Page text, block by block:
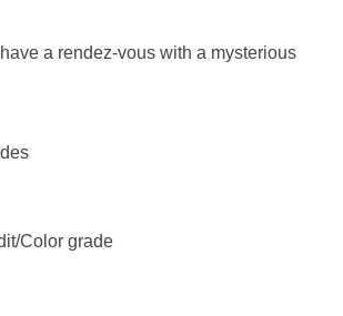
a rendez-vous with a mysterious
Color grade